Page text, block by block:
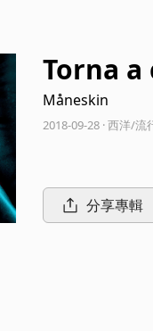
Torna a
Måneskin
2018-09-28 · 西洋/流
分享專輯